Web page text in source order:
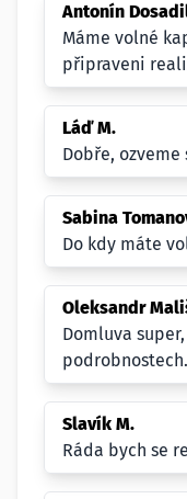
Antonín
Máme volné
připraveni
Láď M.
Dobře, ozveme
Sabina
Do kdy máte
Oleksandr
Domluva
podrobnostech.
Slavík M.
Ráda bych se